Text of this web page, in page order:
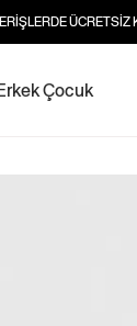
ÜCRETSİZ
Çocuk